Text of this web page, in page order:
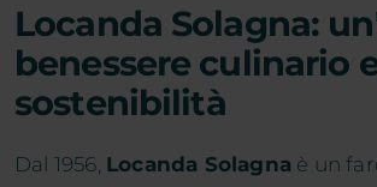
Locanda Solagna:
benessere culinario
sostenibilità
Dal 1956, Locanda Solagna è un